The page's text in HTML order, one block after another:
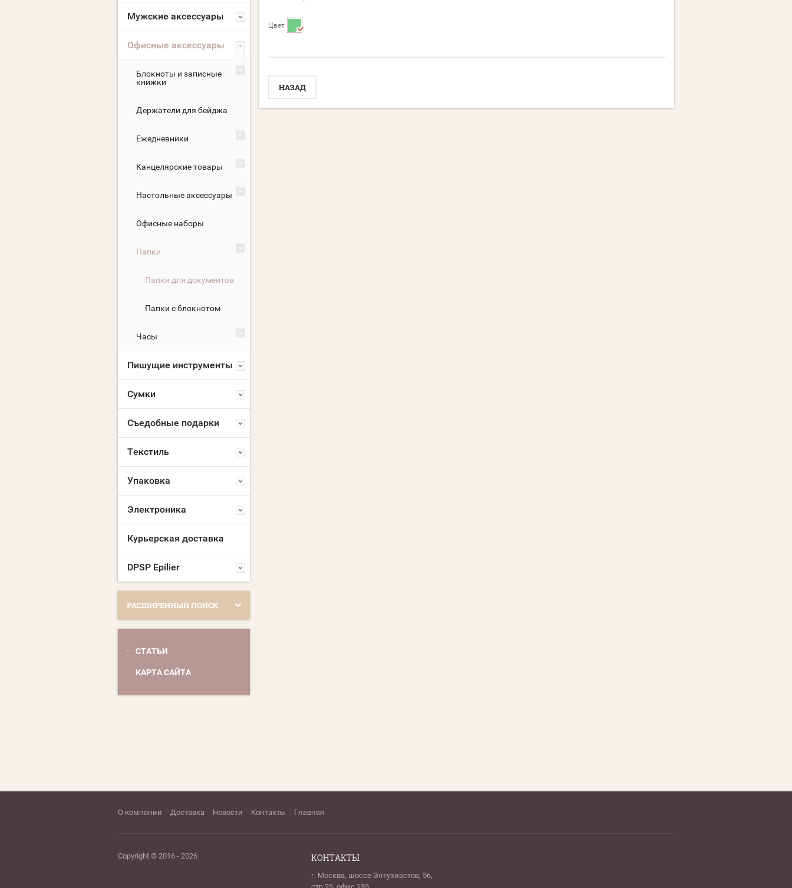
Мужские аксессуары
Офисные аксессуары
Блокноты и записные
книжки
Держатели для бейджа
Ежедневники
Канцелярские товары
Настольные аксессуары
Офисные наборы
Папки
Папки для документов
Папки с блокнотом
Часы
Пишущие инструменты
Сумки
Съедобные подарки
Текстиль
Упаковка
Электроника
Курьерская доставка
DPSP Epilier
РАСШИРЕННЫЙ ПОИСК
СТАТЬИ
КАРТА САЙТА
Цвет
НАЗАД
О компании Доставка Новости Контакты Главная
Copyright © 2016 - 2026 КОНТАКТЫ
г. Москва, шоссе Энтузиастов, 56,